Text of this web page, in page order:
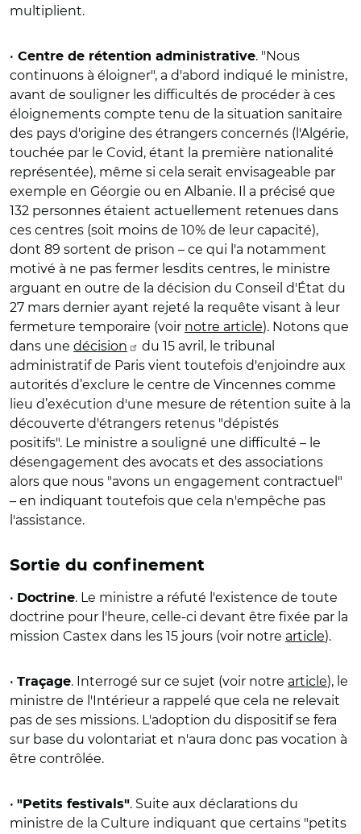
multiplient.
• Centre de rétention administrative. "Nous
continuons à éloigner", a d'abord indiqué le ministre,
avant de souligner les difficultés de procéder à ces
éloignements compte tenu de la situation sanitaire
des pays d'origine des étrangers concernés (l'Algérie,
touchée par le Covid, étant la première nationalité
représentée), même si cela serait envisageable par
exemple en Géorgie ou en Albanie. Il a précisé que
132 personnes étaient actuellement retenues dans
ces centres (soit moins de 10% de leur capacité),
dont 89 sortent de prison – ce qui l'a notamment
motivé à ne pas fermer lesdits centres, le ministre
arguant en outre de la décision du Conseil d'État du
27 mars dernier ayant rejeté la requête visant à leur
fermeture temporaire (voir notre article). Notons que
dans une décision
du 15 avril, le tribunal
administratif de Paris vient toutefois d'enjoindre aux
autorités d’exclure le centre de Vincennes comme
lieu d’exécution d'une mesure de rétention suite à la
découverte d'étrangers retenus "dépistés
positifs". Le ministre a souligné une difficulté – le
désengagement des avocats et des associations
alors que nous "avons un engagement contractuel"
– en indiquant toutefois que cela n'empêche pas
l'assistance.
Sortie du confinement
• Doctrine. Le ministre a réfuté l'existence de toute
doctrine pour l'heure, celle-ci devant être fixée par la
mission Castex dans les 15 jours (voir notre article).
• Traçage. Interrogé sur ce sujet (voir notre article), le
ministre de l'Intérieur a rappelé que cela ne relevait
pas de ses missions. L'adoption du dispositif se fera
sur base du volontariat et n'aura donc pas vocation à
être contrôlée.
• "Petits festivals". Suite aux déclarations du
ministre de la Culture indiquant que certains "petits